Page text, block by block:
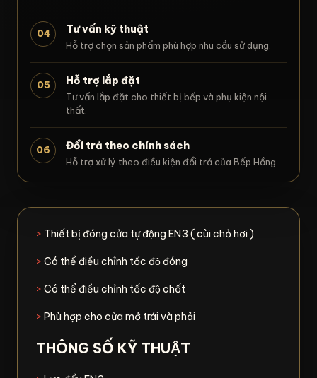
04 Tư vấn kỹ thuật
Hỗ trợ chọn sản phẩm phù hợp nhu cầu sử dụng.
05 Hỗ trợ lắp đặt
Tư vấn lắp đặt cho thiết bị bếp và phụ kiện nội
thất.
06 Đổi trả theo chính sách
Hỗ trợ xử lý theo điều kiện đổi trả của Bếp Hồng.
> Thiết bị đóng cửa tự động EN3 ( cùi chỏ hơi )
> Có thể điều chỉnh tốc độ đóng
> Có thể điều chỉnh tốc độ chốt
> Phù hợp cho cửa mở trái và phải
THÔNG SỐ KỸ THUẬT